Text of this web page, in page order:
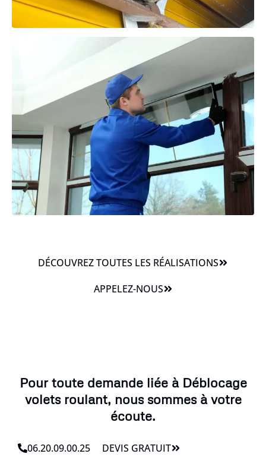
DÉCOUVREZ TOUTES LES RÉALISATIONS
APPELEZ-NOUS
Pour toute demande liée à Déblocage
volets roulant, nous sommes à votre
écoute.
06.20.09.00.25 DEVIS GRATUIT